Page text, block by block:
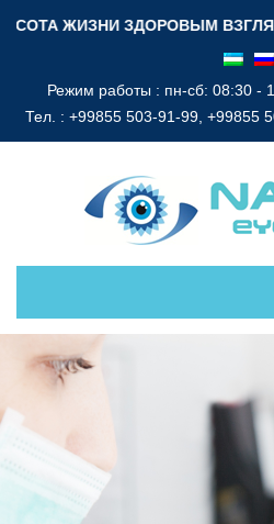
ЖИЗНИ ЗДОРОВЫМ
Режим работы : пн-сб: 08:30 -
Тел. : +99855 503-91-99, +99855